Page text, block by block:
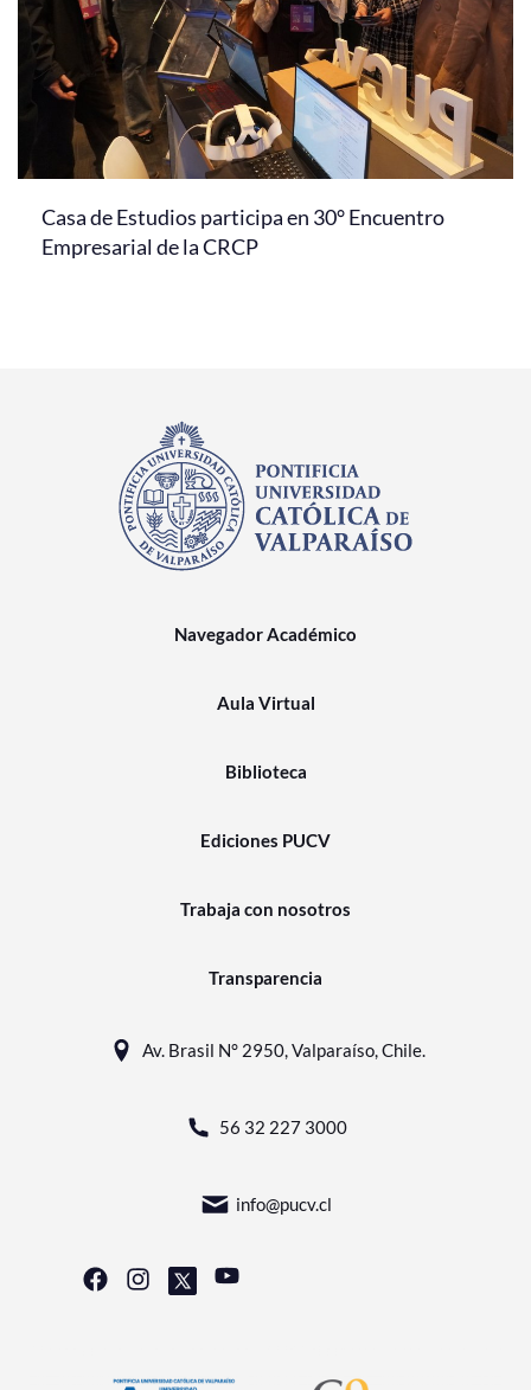
Casa de Estudios participa en 30° Encuentro
Empresarial de la CRCP
Navegador Académico
Aula Virtual
Biblioteca
Ediciones PUCV
Trabaja con nosotros
Transparencia
Av. Brasil N° 2950, Valparaíso, Chile.
56 32 227 3000
info@pucv.cl